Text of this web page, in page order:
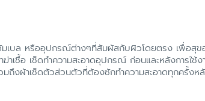
มเบล หรืออุปกรณ์ต่างๆที่สัมผัสกับผิวโดยตรง เพื่อสุ
าเชื้อ เช็ดทำความสะอาดอุปกรณ์ ก่อนและหลังการใช้
มถึงผ้าเช็ดตัวส่วนตัวที่ต้องซักทำความสะอาดทุกครั้งห